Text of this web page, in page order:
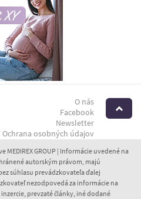
O nás
Facebook
Newsletter
Ochrana osobných údajov
MEDIREX GROUP | Informácie uvedené na
autorským právom, majú
súhlasu prevádzkovateľa ďalej
nezodpovedá za informácie na
prevzaté články, iné dodané